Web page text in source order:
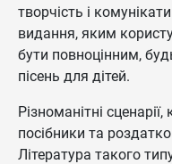
творчість і
видання, яким
бути повноцінним,
пісень для дітей.
Різноманітні
посібники та
Література такого